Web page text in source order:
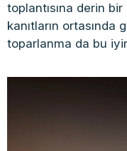
toplantısına derin
kanıtların
toparlanma da bu